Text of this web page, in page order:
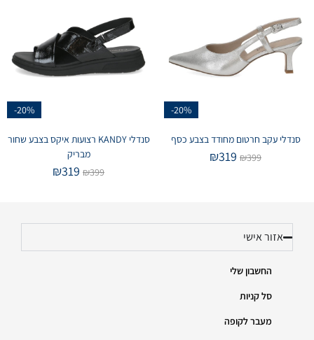
-20%
סנדלי עקב חרטום מחודד בצבע כסף
₪399
₪319
-20%
סנדלי KANDY רצועות איקס בצבע שחור
מבריק
₪399
₪319
אזור אישי
החשבון שלי
סל קניות
מעבר לקופה